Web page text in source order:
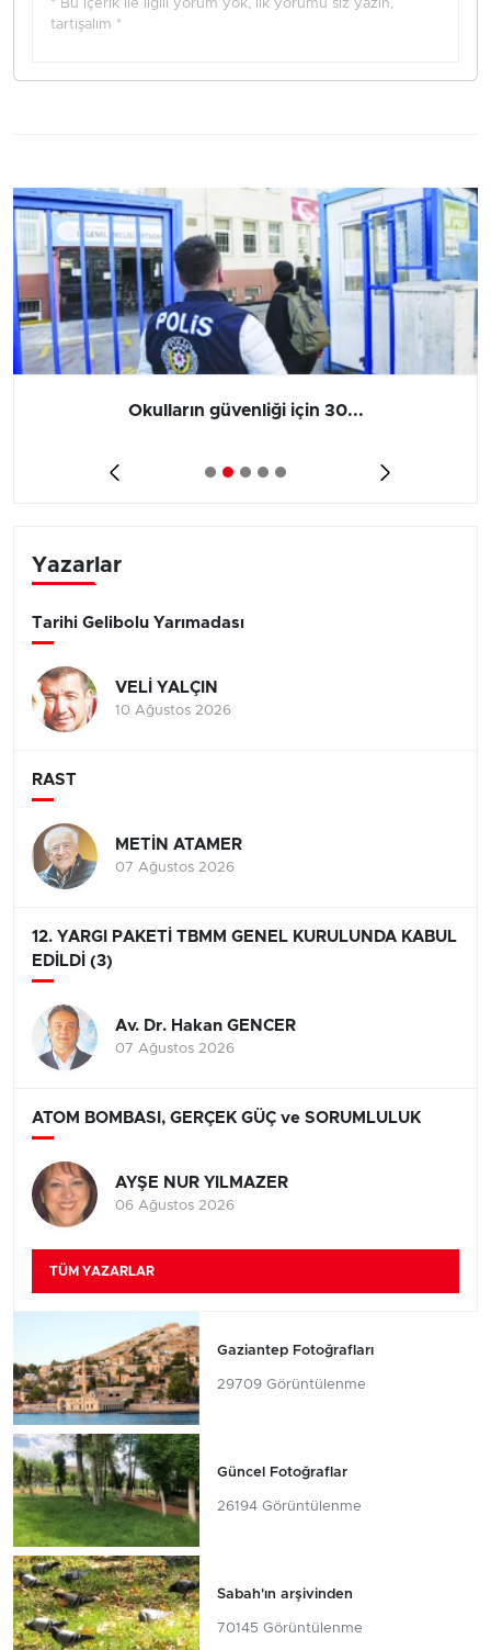
* Bu içerik ile ilgili yorum yok, ilk yorumu siz yazın,
tartışalım *
Okulların güvenliği için 30...
Yazarlar
Tarihi Gelibolu Yarımadası
VELİ YALÇIN
10 Ağustos 2026
RAST
METİN ATAMER
07 Ağustos 2026
12. YARGI PAKETİ TBMM GENEL KURULUNDA KABUL
EDİLDİ (3)
Av. Dr. Hakan GENCER
07 Ağustos 2026
ATOM BOMBASI, GERÇEK GÜÇ ve SORUMLULUK
AYŞE NUR YILMAZER
06 Ağustos 2026
TÜM YAZARLAR
Gaziantep Fotoğrafları
29709 Görüntülenme
Güncel Fotoğraflar
26194 Görüntülenme
Sabah'ın arşivinden
70145 Görüntülenme